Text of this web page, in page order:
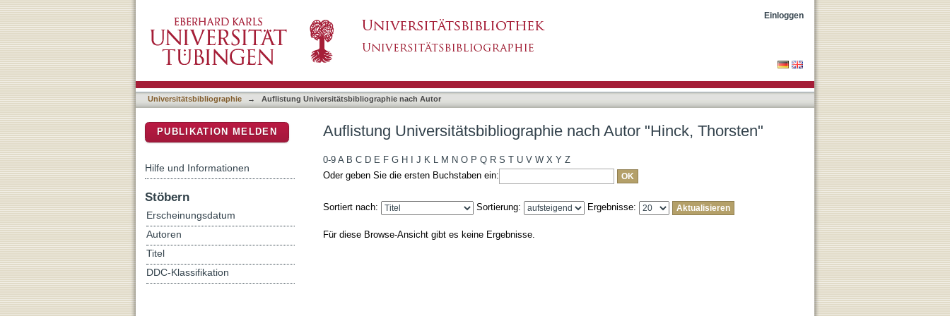
Einloggen
Universitätsbibliographie → Auflistung Universitätsbibliographie nach Autor
Auflistung Universitätsbibliographie nach Autor "Hinck, Thorsten"
0-9 A B C D E F G H J K L M N O P Q R S T U V W X Y Z
Oder geben Sie die ersten Buchstaben ein:
Sortiert nach: Sortierung: Ergebnisse:
Für diese Browse-Ansicht gibt es keine Ergebnisse.
PUBLIKATION MELDEN
Hilfe und Informationen
Stöbern
Erscheinungsdatum
Autoren
Titel
DDC-Klassifikation